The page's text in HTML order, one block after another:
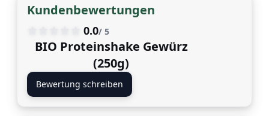
Kundenbewertungen
0.0/ 5
BIO Proteinshake Gewürz
(250g)
Bewertung schreiben